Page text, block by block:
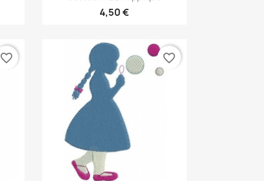
4,50 €
favorite_border favorite_border